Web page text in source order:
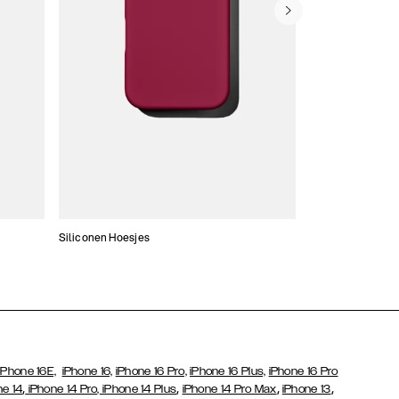
Siliconen Hoesjes
16E, iPhone 16, iPhone 16 Pro, iPhone 16 Plus, iPhone 16 Pro
14, iPhone 14 Pro, iPhone 14 Plus, iPhone 14 Pro Max, iPhone 13,